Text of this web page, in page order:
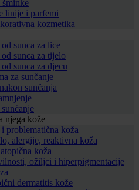
šminke
linije i parfemi
kozmetika
sunca za lice
od sunca za tijelo
sunca za djecu
za sunčanje
sunčanja
njega kože
i problematična koža
alergije, reaktivna koža
koža
ožiljci i hiperpigmentacije
dermatitis kože